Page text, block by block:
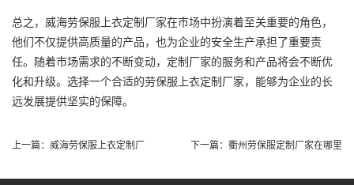
总之，威海劳保服上衣定制厂家在市场中扮演着至关重要的角色，
他们不仅提供高质量的产品，也为企业的安全生产承担了重要责
任。随着市场需求的不断变动，定制厂家的服务和产品将会不断优
化和升级。选择一个合适的劳保服上衣定制厂家，能够为企业的长
远发展提供坚实的保障。
上一篇： 威海劳保服上衣定制厂 下一篇： 衢州劳保服定制厂家在哪里